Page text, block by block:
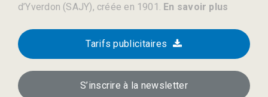
d’Yverdon (SAJY), créée en 1901. En savoir plus
Tarifs publicitaires
S’inscrire à la newsletter